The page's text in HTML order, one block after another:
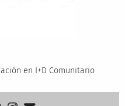
en I+D Comunitario